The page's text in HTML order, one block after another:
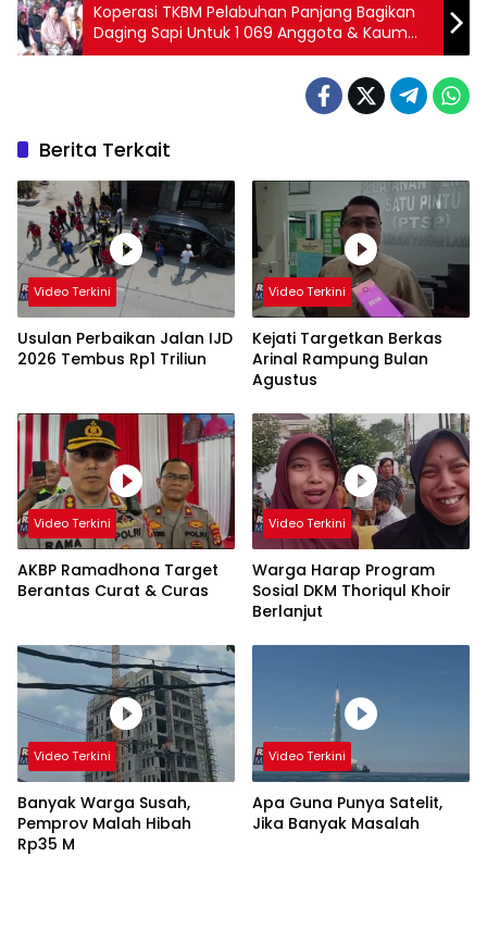
Koperasi TKBM Pelabuhan Panjang Bagikan
Daging Sapi Untuk 1 069 Anggota & Kaum
Duafa
Berita Terkait
Video Terkini
Usulan Perbaikan Jalan IJD
2026 Tembus Rp1 Triliun
Video Terkini
Kejati Targetkan Berkas
Arinal Rampung Bulan
Agustus
Video Terkini
AKBP Ramadhona Target
Berantas Curat & Curas
Video Terkini
Warga Harap Program
Sosial DKM Thoriqul Khoir
Berlanjut
Video Terkini
Banyak Warga Susah,
Pemprov Malah Hibah
Rp35 M
Video Terkini
Apa Guna Punya Satelit,
Jika Banyak Masalah